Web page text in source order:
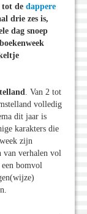
tot de dappere
drie zes is,
dag snoep
. Van 2 tot
volledig
dit jaar is
karakters die
zijn
van verhalen vol
een bomvol